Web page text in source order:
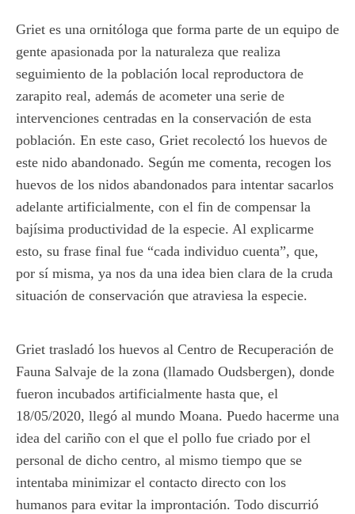
Griet es una ornitóloga que forma parte de un equipo de
gente apasionada por la naturaleza que realiza
seguimiento de la población local reproductora de
zarapito real, además de acometer una serie de
intervenciones centradas en la conservación de esta
población. En este caso, Griet recolectó los huevos de
este nido abandonado. Según me comenta, recogen los
huevos de los nidos abandonados para intentar sacarlos
adelante artificialmente, con el fin de compensar la
bajísima productividad de la especie. Al explicarme
esto, su frase final fue “cada individuo cuenta”, que,
por sí misma, ya nos da una idea bien clara de la cruda
situación de conservación que atraviesa la especie.
Griet trasladó los huevos al Centro de Recuperación de
Fauna Salvaje de la zona (llamado Oudsbergen), donde
fueron incubados artificialmente hasta que, el
18/05/2020, llegó al mundo Moana. Puedo hacerme una
idea del cariño con el que el pollo fue criado por el
personal de dicho centro, al mismo tiempo que se
intentaba minimizar el contacto directo con los
humanos para evitar la improntación. Todo discurrió